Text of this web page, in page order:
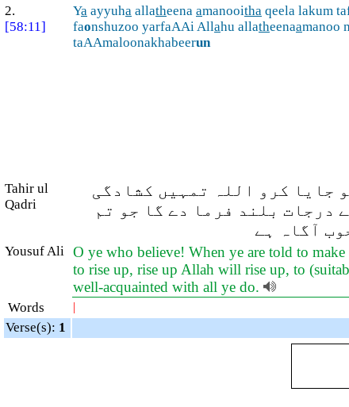
2.
[58:11]
Ya ayyuha allatheena amanooitha qeela lakum
faonshuzoo yarfaAAi Allahu allatheenaamanoo
taAAmaloonakhabeerun
Tahir ul
Qadri
جایا کرو اللہ تمہیں کشادگی
درجات بلند فرما دے گا جو تم
آگاہ ہے
Yousuf Ali O ye who believe! When ye are told to
to rise up, rise up Allah will rise up, to
well-acquainted with all ye do.
Words |
Verse(s): 1